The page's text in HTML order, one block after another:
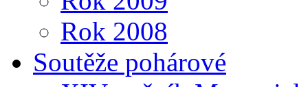
Rok 2008
Soutěže pohárové